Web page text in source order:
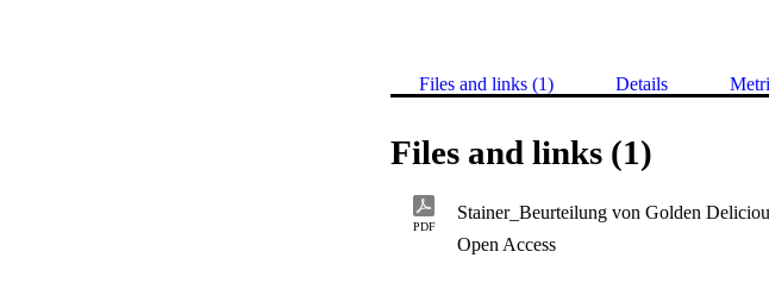
Files and links (1) Details
Files and links (1)
PDF
Open Access